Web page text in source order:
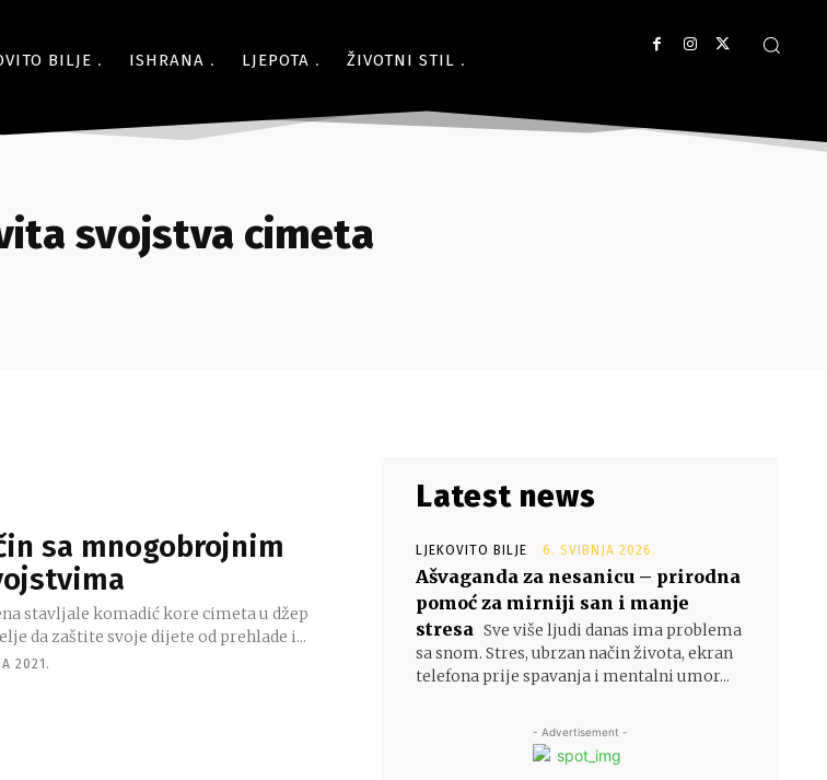
BILJE ISHRANA LJEPOTA ŽIVOTNI STIL
svojstva cimeta
sa mnogobrojnim
stavljale komadić kore cimeta u džep
da zaštite svoje dijete od prehlade i...
2021.
Latest news
LJEKOVITO BILJE 6. SVIBNJA 2026.
Ašvaganda za nesanicu – prirodna
pomoć za mirniji san i manje
stresa Sve više ljudi danas ima problema
sa snom. Stres, ubrzan način života, ekran
telefona prije spavanja i mentalni umor...
- Advertisement -